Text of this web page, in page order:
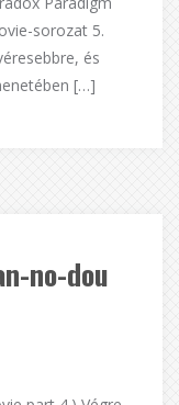
sorozat 5.
és
[…]
no-dou